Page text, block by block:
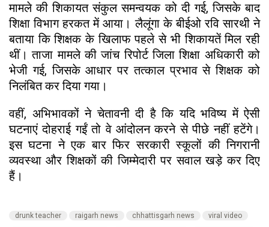
मामले की शिकायत संकुल समन्वयक को दी गई, जिसके बाद
शिक्षा विभाग हरकत में आया। लैलूंगा के बीईओ रवि सारथी ने
बताया कि शिक्षक के खिलाफ पहले से भी शिकायतें मिल रही
थीं। ताजा मामले की जांच रिपोर्ट जिला शिक्षा अधिकारी को
भेजी गई, जिसके आधार पर तत्काल प्रभाव से शिक्षक को
निलंबित कर दिया गया।
वहीं, अभिभावकों ने चेतावनी दी है कि यदि भविष्य में ऐसी
घटनाएं दोहराई गईं तो वे आंदोलन करने से पीछे नहीं हटेंगे।
इस घटना ने एक बार फिर सरकारी स्कूलों की निगरानी
व्यवस्था और शिक्षकों की जिम्मेदारी पर सवाल खड़े कर दिए
हैं।
drunk teacher raigarh news chhattisgarh news
viral video